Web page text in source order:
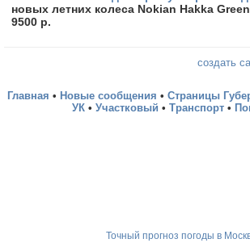
новых летних колеса Nokian Hakka
9500 р.
создать
Главная • Новые сообщения • Страницы
УК • Участковый • Транспорт •
Точный прогноз погоды в